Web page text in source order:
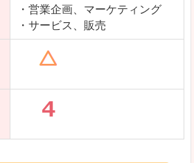
・営業企画、マーケティング
・サービス、販売